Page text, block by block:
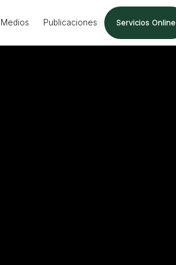
Medios Publicaciones Servicios Online